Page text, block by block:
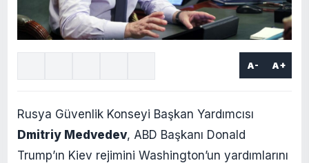
A- A+
Rusya Güvenlik Konseyi Başkan Yardımcısı
Dmitriy Medvedev, ABD Başkanı Donald
Trump’ın Kiev rejimini Washington’un yardımlarını